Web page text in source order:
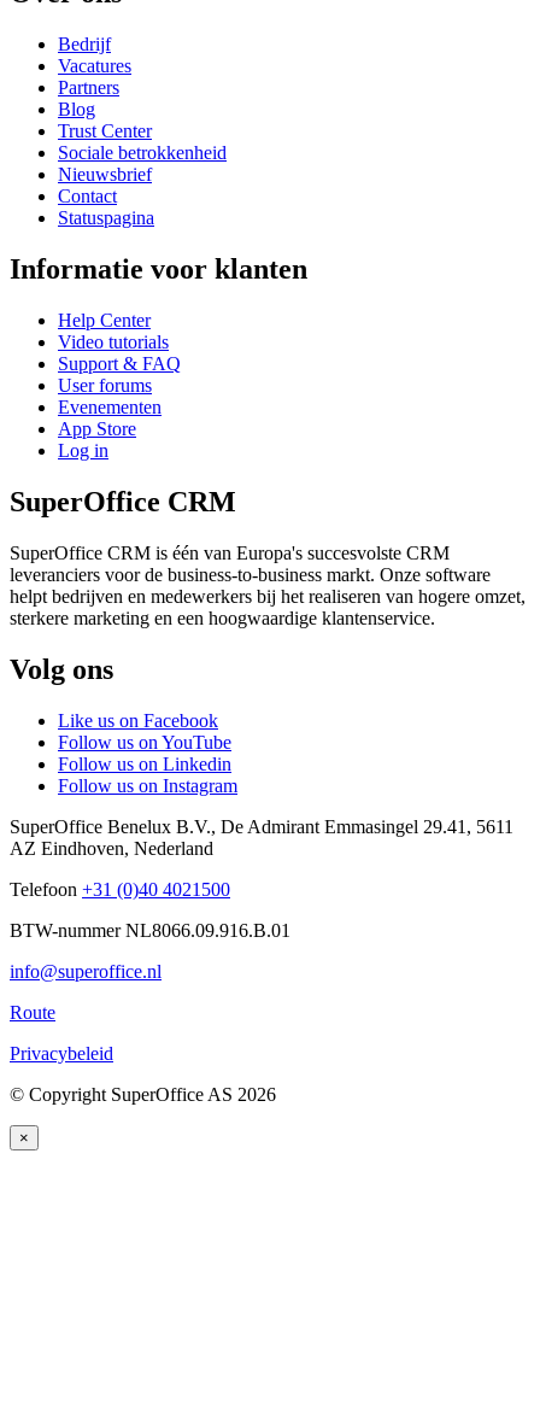
Bedrijf
Vacatures
Partners
Blog
Trust Center
Sociale betrokkenheid
Nieuwsbrief
Contact
Statuspagina
Informatie voor klanten
Help Center
Video tutorials
Support & FAQ
User forums
Evenementen
App Store
Log in
SuperOffice CRM
SuperOffice CRM is één van Europa's succesvolste CRM
leveranciers voor de business-to-business markt. Onze software
helpt bedrijven en medewerkers bij het realiseren van hogere omzet,
sterkere marketing en een hoogwaardige klantenservice.
Volg ons
Like us on Facebook
Follow us on YouTube
Follow us on Linkedin
Follow us on Instagram
SuperOffice Benelux B.V., De Admirant Emmasingel 29.41 , 5611
AZ Eindhoven, Nederland
Telefoon +31 (0)40 4021500
BTW-nummer NL8066.09.916.B.01
info@superoffice.nl
Route
Privacybeleid
© Copyright SuperOffice AS 2026
×